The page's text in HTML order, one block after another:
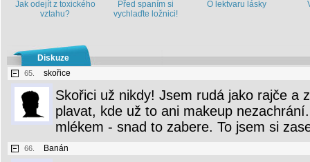
Jak odejít z toxického
vztahu?
Před spaním si
vychlaďte ložnici!
O lektvaru lásky
Diskuze
65. skořice
Skořici už nikdy! Jsem rudá jako rajče a
plavat, kde už to ani makeup
mlékem - snad to zabere. To jsem si
66. Banán